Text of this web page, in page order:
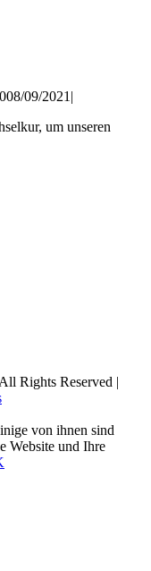
08/09/2021 |
um unseren
Rights Reserved |
von ihnen sind
Website und Ihre